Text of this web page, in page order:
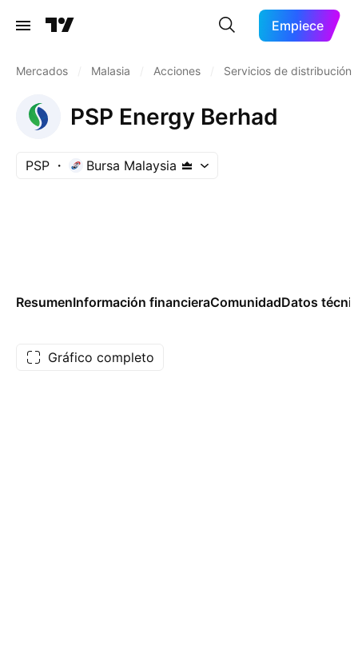
Empiece
Mercados Malasia Acciones Servicios de distribución
PSP Energy Berhad
PSP Bursa Malaysia
ResumenInformación financieraComunidadDatos
Gráfico completo